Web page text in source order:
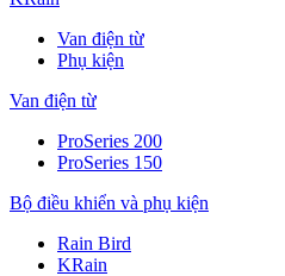
Van điện từ
Phụ kiện
Van điện từ
ProSeries 200
ProSeries 150
Bộ điều khiển và phụ kiện
Rain Bird
KRain